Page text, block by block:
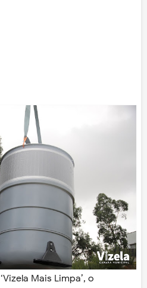
Mais Limpa’, o